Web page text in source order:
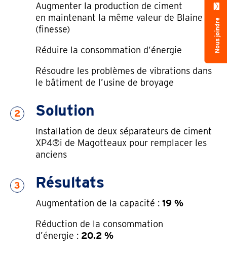
Augmenter la production de ciment
en maintenant la même valeur de Blaine
(finesse)
Réduire la consommation d’énergie
Résoudre les problèmes de vibrations dans
le bâtiment de l’usine de broyage
2 Solution
Installation de deux séparateurs de ciment
XP4®i de Magotteaux pour remplacer les
anciens
3 Résultats
Augmentation de la capacité : 19 %
Réduction de la consommation
d’énergie : 20.2 %
Nous joindre